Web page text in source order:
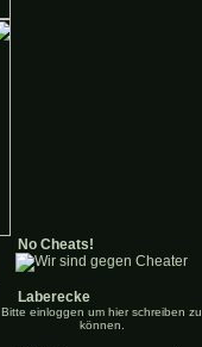
No Cheats!
Laberecke
Bitte einloggen um hier schreiben zu
können.